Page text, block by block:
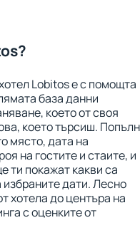
Lobitos е с помощта
база данни
което от своя
което търсиш.
място, дата на
на гостите и стаите, и
ти покажат какви са
дати. Лесно
хотела до центъра на
с оценките от